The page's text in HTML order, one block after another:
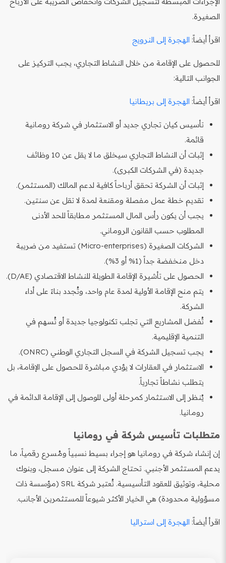
الصغيرة.
اقرأ أيضاً: الهجرة إلى النرويج
للحصول على الإقامة من خلال النشاط التجاري، يجب التركيز على
الجوانب التالية:
اقرأ أيضاً: الهجرة إلى بريطانيا
تأسيس كيان تجاري جديد أو الاستثمار في شركة رومانية
قائمة.
إثبات أن النشاط التجاري سيخلق ما لا يقل عن 10 وظائف
جديدة (في الشركات الكبرى).
إثبات أن الشركة تحقق أرباحاً كافية لدعم المالك (المستثمر).
تقديم خطة عمل مفصلة ومقنعة لمدة لا تقل عن سنتين.
يجب أن يكون رأس المال المستثمر مطابقاً للحد الأدنى
المطلوب حسب القانون الروماني.
الشركات الصغيرة (Micro-enterprises) تستفيد من ضريبة
دخل منخفضة جداً (1% أو 3%).
الحصول على تأشيرة الإقامة الطويلة للنشاط الاقتصادي (D/AE).
يتم منح الإقامة الأولية لمدة عام واحد، وتُجدد بناءً على أداء
الشركة.
تُفضل المشاريع التي تجلب تكنولوجيا جديدة أو تُسهم في
التنمية الإقليمية.
يجب تسجيل الشركة في السجل التجاري الوطني (ONRC).
الاستثمار في العقارات لا يؤدي مباشرة للحصول على الإقامة، بل
يتطلب نشاطاً تجارياً.
يُنظر إلى الاستثمار كمرحلة أولى للوصول إلى الإقامة الدائمة في
رومانيا.
متطلبات تأسيس شركة في رومانيا
إن إنشاء شركة في رومانيا هو إجراء بسيط نسبياً ومُسرع رقمياً، ما
يدعم المستثمر الأجنبي. تحتاج الشركة إلى عنوان مسجل، وبنوك
محلية، وتوثيق للعقود التأسيسية. تُعتبر شركة SRL (مؤسسة ذات
مسؤولية محدودة) هي الخيار الأكثر شيوعاً للمستثمرين الأجانب.
اقرأ أيضاً: الهجرة إلى استراليا